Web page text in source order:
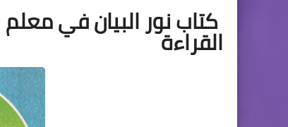
كتاب نور البيان في معلم
القراءة